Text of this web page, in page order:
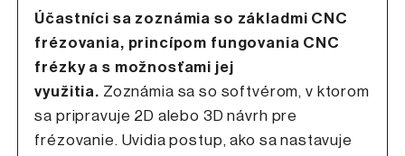
Účastníci sa zoznámia so základmi CNC
frézovania, princípom fungovania CNC
frézky a s možnosťami jej
využitia. Zoznámia sa so softvérom, v ktorom
sa pripravuje 2D alebo 3D návrh pre
frézovanie. Uvidia postup, ako sa nastavuje